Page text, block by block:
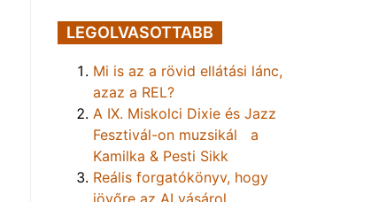
LEGOLVASOTTABB
Mi is az a rövid ellátási lánc,
azaz a REL?
A IX. Miskolci Dixie és Jazz
Fesztivál-on muzsikál a
Kamilka & Pesti Sikk
Reális forgatókönyv, hogy
jövőre az AI vásárol